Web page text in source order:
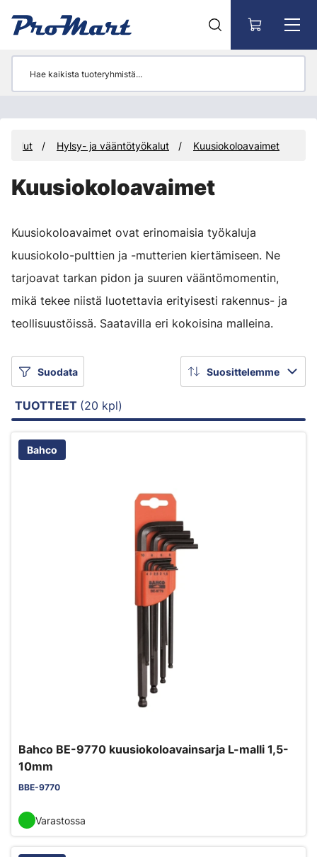
Hylsy- ja vääntötyökalut Kuusiokoloavaimet
Kuusiokoloavaimet
Kuusiokoloavaimet ovat erinomaisia työkaluja
kuusiokolo-pulttien ja -mutterien kiertämiseen. Ne
tarjoavat tarkan pidon ja suuren vääntömomentin,
mikä tekee niistä luotettavia erityisesti rakennus- ja
teollisuustöissä. Saatavilla eri kokoisina malleina.
Suodata Suosittelemme
TUOTTEET (20 kpl)
Bahco
Bahco BE-9770 kuusiokoloavainsarja L-malli 1,5-
10mm
BBE-9770
Varastossa